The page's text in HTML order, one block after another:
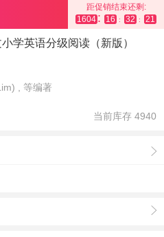
距促销结束还剩:
1604 : 16 : 32 : 21
学英语分级阅读（新版）
, 等编著
当前库存 4940